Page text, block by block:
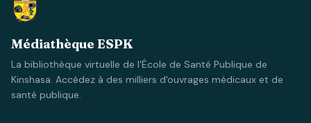
Médiathèque ESPK
La bibliothèque virtuelle de l'École de Santé Publique de
Kinshasa. Accédez à des milliers d'ouvrages médicaux et de
santé publique.